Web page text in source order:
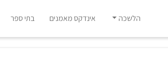
הלשכה אינדקס מאמנים בתי ספר